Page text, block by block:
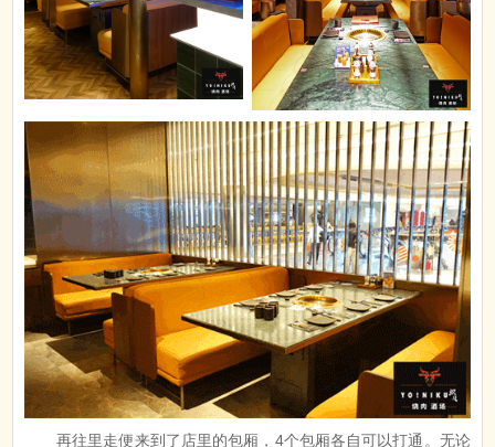
再往里走便来到了店里的包厢，4个包厢各自可以打通。无论